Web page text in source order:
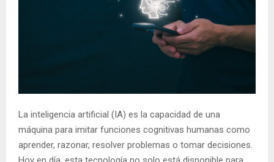
La inteligencia artificial (IA) es la capacidad de una
máquina para imitar funciones cognitivas humanas como
aprender, razonar, resolver problemas o tomar decisiones.